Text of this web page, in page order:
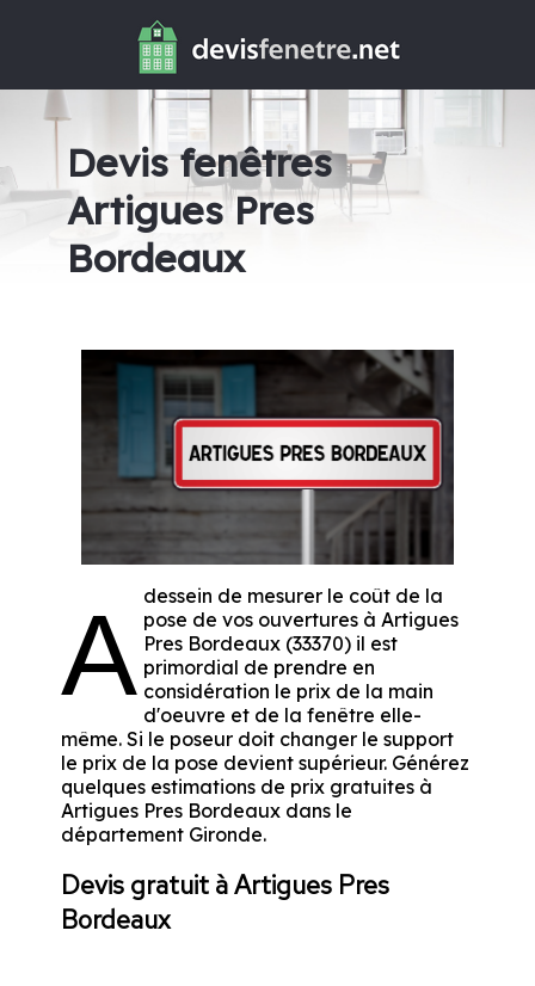
Devis fenêtres
Artigues Pres
Bordeaux
A dessein de mesurer le coût de la
pose de vos ouvertures à Artigues
Pres Bordeaux (33370) il est
primordial de prendre en
considération le prix de la main
d'oeuvre et de la fenêtre elle-
même. Si le poseur doit changer le support
le prix de la pose devient supérieur. Générez
quelques estimations de prix gratuites à
Artigues Pres Bordeaux dans le
département Gironde.
Devis gratuit à Artigues Pres
Bordeaux